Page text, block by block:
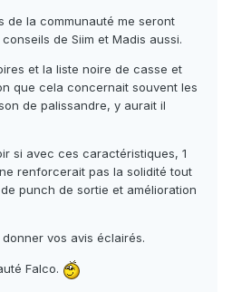
de la communauté me seront
de Siim et Madis aussi.
et la liste noire de casse et
que cela concernait souvent les
de palissandre, y aurait il
si avec ces caractéristiques, 1
renforcerait pas la solidité tout
punch de sortie et amélioration
vos avis éclairés.
Falco.